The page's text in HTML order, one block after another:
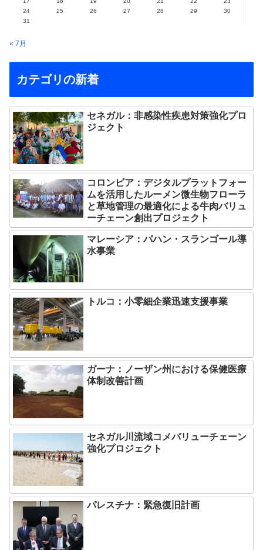
24
25 26 27 28 29
30
31
« 7月
カテゴリの新着
セネガル：非感染性疾患対策強化プロ
ジェクト
コロンビア：デジタルプラットフォー
ムを活用したルーメン微生物フローラ
と草地管理の最適化による牛肉バリュ
ーチェーン創出プロジェクト
マレーシア：パハン・スランゴール導
水事業
トルコ：小零細企業迅速支援事業
ガーナ：ノーザン州における保健医療
体制改善計画
セネガル川流域コメバリューチェーン
強化プロジェクト
パレスチナ：緊急復旧計画